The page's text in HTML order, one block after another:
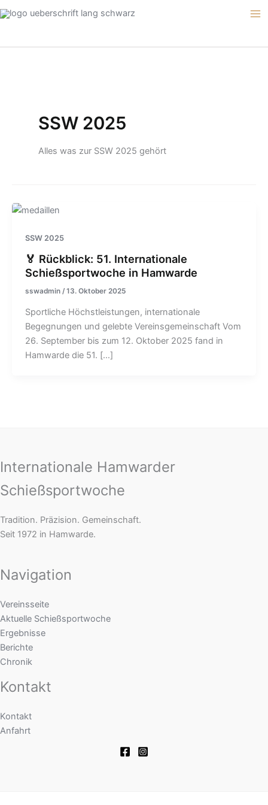
Zum
Inhalt
SSW 2025
Alles was zur SSW 2025 gehört
SSW 2025
🏅 Rückblick: 51. Internationale
Schießsportwoche in Hamwarde
sswadmin / 13. Oktober 2025
Sportliche Höchstleistungen, internationale
Begegnungen und gelebte Vereinsgemeinschaft Vom
26. September bis zum 12. Oktober 2025 fand in
Hamwarde die 51. […]
Internationale Hamwarder
Schießsportwoche
Tradition. Präzision. Gemeinschaft.
Seit 1972 in Hamwarde.
Navigation
Vereinsseite
Aktuelle Schießsportwoche
Ergebnisse
Berichte
Chronik
Kontakt
Kontakt
Anfahrt